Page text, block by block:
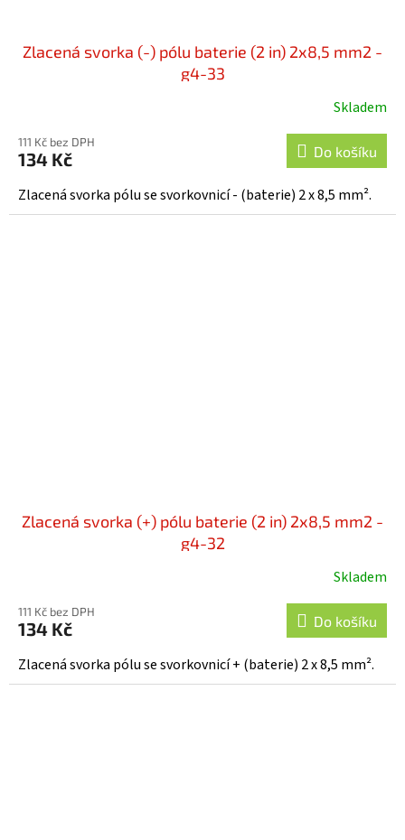
Zlacená svorka (-) pólu baterie (2 in) 2x8,5 mm2 -
g4-33
Skladem
111 Kč bez DPH
134 Kč Do košíku
Zlacená svorka pólu se svorkovnicí - (baterie) 2 x 8,5 mm².
Zlacená svorka (+) pólu baterie (2 in) 2x8,5 mm2 -
g4-32
Skladem
111 Kč bez DPH
134 Kč Do košíku
Zlacená svorka pólu se svorkovnicí + (baterie) 2 x 8,5 mm².